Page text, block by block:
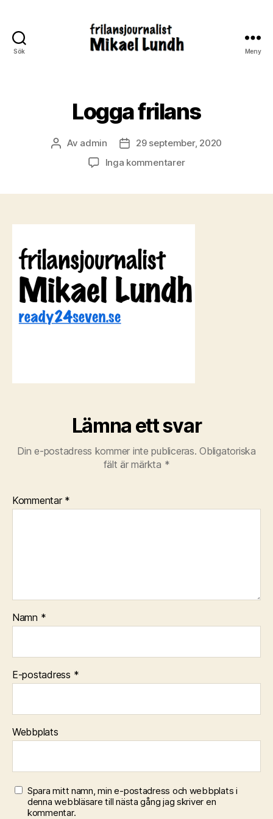
Sök Meny
Logga frilans
Inläggsförfattare
Av admin Inläggsdatum
29 september, 2020
Inga kommentarertill
Lämna ett svar
Din e-postadress kommer inte publiceras. Obligatoriska
fält är märkta *
Kommentar *
Namn *
E-postadress *
Webbplats
Spara mitt namn, min e-postadress och webbplats i
denna webbläsare till nästa gång jag skriver en
kommentar.